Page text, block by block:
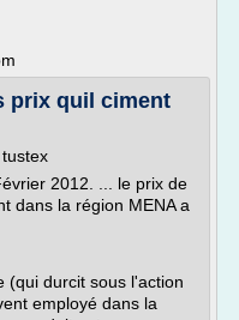
prix quil ciment
2012. ... le prix de
dans la région MENA a
(qui durcit sous l'action
employé dans la